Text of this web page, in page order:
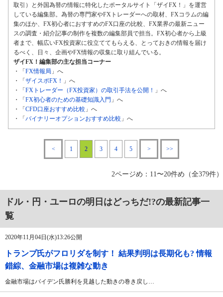
取引）と外国為替の情報に特化したポータルサイト「ザイFX！」を運営
している編集部。為替の専門家やFXトレーダーへの取材、FXコラムの編
集のほか、FX初心者におすすめのFX口座の比較、FX業界の最新ニュー
スの調査・紹介記事の制作を複数の編集部員で担当。FX初心者から上級
者まで、幅広いFX投資家に役立ててもらえる、とっておきの情報を届け
るべく、日々、企画やFX情報の収集に取り組んでいる。
ザイFX！編集部の主な担当コーナー
・「 FX情報局 」へ
・「 ザイスポFX！
」へ
・「 FXトレーダー（FX投資家）の取引手法を公開！
」へ
・「 FX初心者のための基礎知識入門 」へ
・「 CFD口座おすすめ比較 」へ
・「 バイナリーオプションおすすめ比較 」へ
< 1 2 3 4 5 > >>
2ページめ：11〜20件め（全379件）
ドル・円・ユーロの明日はどっちだ!?の最新記事一
覧
2020年11月04日(水)13:26公開
トランプ氏がフロリダを制す！ 結果判明は長期化も? 情報
錯綜、金融市場は複雑な動き
金融市場はバイデン氏勝利を見越した動きの巻き戻し…